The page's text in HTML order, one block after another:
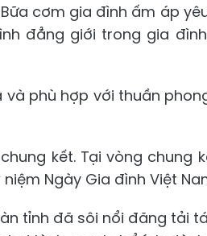
cơm gia đình ấm áp
đẳng giới trong gia
phù hợp với thuần
kết. Tại vòng chung
Ngày Gia đình Việt
tỉnh đã sôi nổi đăng tải